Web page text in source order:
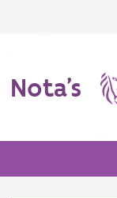
Nota's